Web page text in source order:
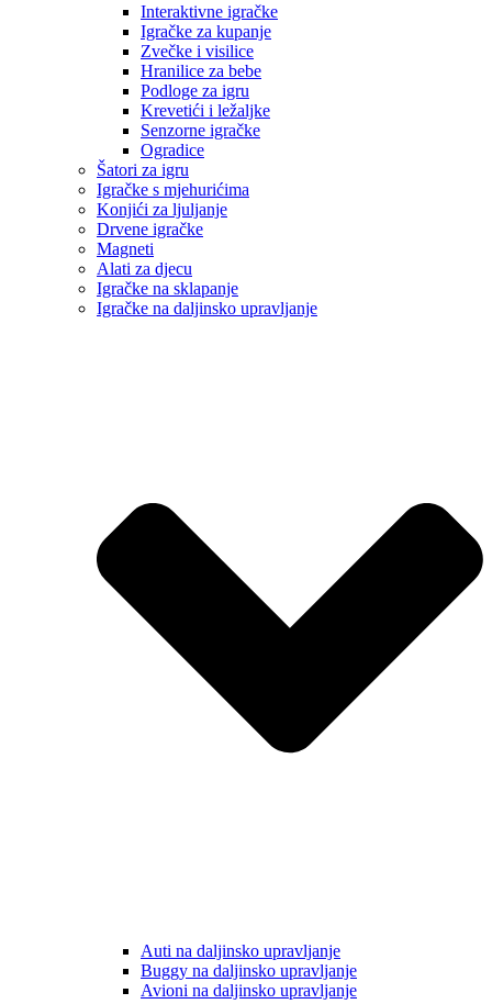
Interaktivne igračke
Igračke za kupanje
Zvečke i visilice
Hranilice za bebe
Podloge za igru
Krevetići i ležaljke
Senzorne igračke
Ogradice
Šatori za igru
Igračke s mjehurićima
Konjići za ljuljanje
Drvene igračke
Magneti
Alati za djecu
Igračke na sklapanje
Igračke na daljinsko upravljanje
Auti na daljinsko upravljanje
Buggy na daljinsko upravljanje
Avioni na daljinsko upravljanje